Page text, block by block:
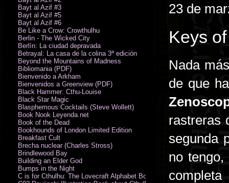
23 de
Keys
Nada
de que
rastreras
segunda
no
Bayt al Azif #3
Bayt al Azif #5
Bayt al Azif #6
Be Like a Crow: Crowthulhu
Berlin - The Wicked City
Berlín: La ciudad depravada
Betrayal: La casa de la colina 3ª edición
Beyond the Mountains of Madness
Bibliomania (PDF)
Bienvenido a Arkham
Bienvenidos a Greenview (PDF)
Black Hammer: Cthu-Louise
Black Star Magic
Blasphemous Cocktails (Steve Wollett)
Book Nook Leyenda.net
Book of the Dead
Bookhounds of London Limited Edition
Breakfast Cult
Brecha nuclear (Charles Stross)
Brindlewood Bay
Building an Elder God
Bumps in the Night
C is for Cthulhu: The Lovecraft Alphabet Board Book